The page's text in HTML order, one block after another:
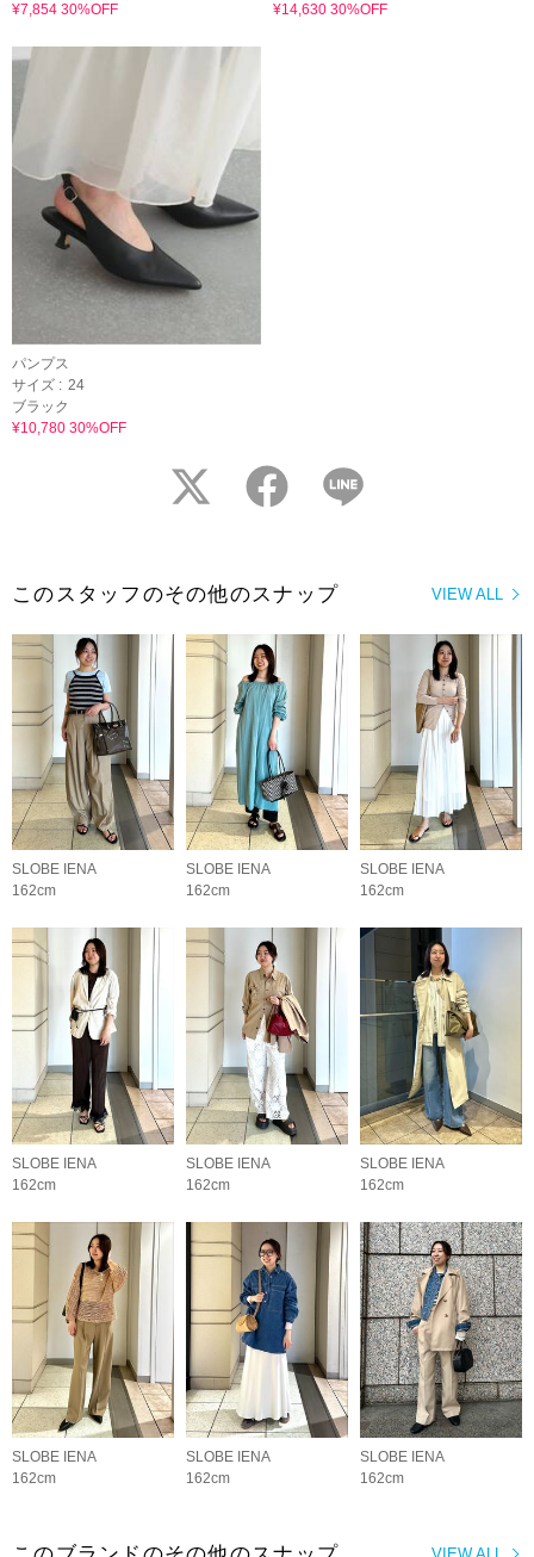
¥7,854 30%OFF ¥14,630 30%OFF
パンプス
サイズ : 24
ブラック
¥10,780 30%OFF
twitter facebook
VIEW ALL
このスタッフのその他のスナップ
SLOBE IENA
162cm
SLOBE IENA
162cm
SLOBE IENA
162cm
SLOBE IENA
162cm
SLOBE IENA
162cm
SLOBE IENA
162cm
SLOBE IENA
162cm
SLOBE IENA
162cm
SLOBE IENA
162cm